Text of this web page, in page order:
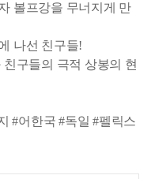
볼프강을 무너지게 만
나선 친구들!
구들의 극적 상봉의 현
#어한국 #독일 #펠릭스